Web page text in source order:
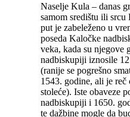
Naselje Kula – danas grad koji se geografski nalazi u
samom središtu ili
put je zabeleženo u
poseda Kaločke
veka, kada su njegove
nadbiskupiji iznosile
(ranije se pogrešno
1543. godine, ali je
stoleće). Iste obaveze
nadbiskupiji i 1650.
te dažbine mogle da